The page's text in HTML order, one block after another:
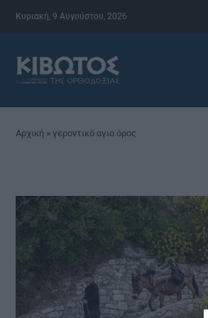
Κυριακή, 9 Αυγούστου, 2026
Αρχική » γεροντικό αγιο όρος